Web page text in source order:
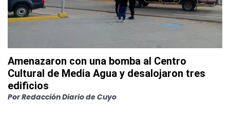
Amenazaron con una bomba al Centro
Cultural de Media Agua y desalojaron tres
edificios
PorRedacción Diario de Cuyo